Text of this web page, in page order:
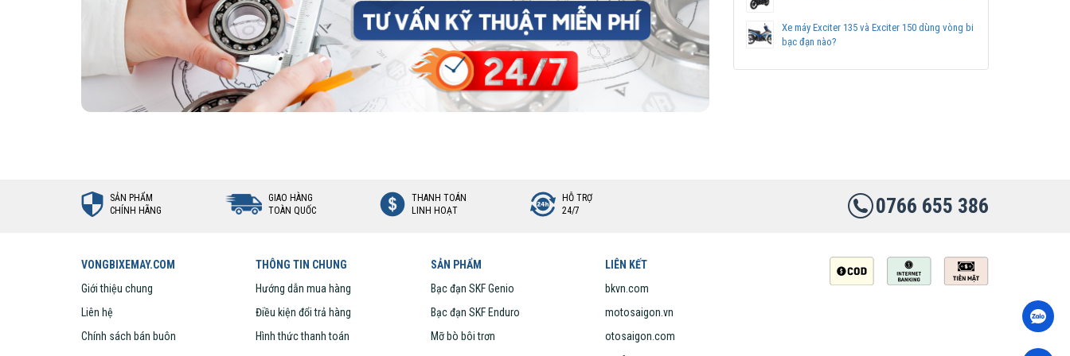
Các thành phần: Viên bi gốm, vòng cách TN9, và vòng trong có độ cứng cao HN3.
Ghi chú : Các vòng bi này có khe hở hướng kính C4, phù hợp với những ứng dụng làm việc ở tốc độ vòng quay cao, để bù trừ cho độ
dãn nở của các linh kiện của vòng bi khi làm việc ở nhiệt độ cao.
Các tính năng của phớt và nắp chặn:
Xe máy Exciter 135 và Exciter 150 dùng vòng bi
bạc đạn nào?
SẢN PHẨM
CHÍNH HÃNG
GIAO HÀNG
TOÀN QUỐC
THANH TOÁN
LINH HOẠT
HỖ TRỢ
24/7
0766 655 386
VONGBIXEMAY.COM
Giới thiệu chung
Liên hệ
Chính sách bán buôn
THÔNG TIN CHUNG
Hướng dẫn mua hàng
Điều kiện đổi trả hàng
Hình thức thanh toán
SẢN PHẨM
Bạc đạn SKF Genio
Bạc đạn SKF Enduro
Mỡ bò bôi trơn
LIÊN KẾT
bkvn.com
motosaigon.vn
otosaigon.com